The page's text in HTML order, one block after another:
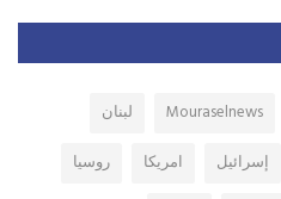
Mouraselnews
لبنان
إسرائيل امريكا
روسيا